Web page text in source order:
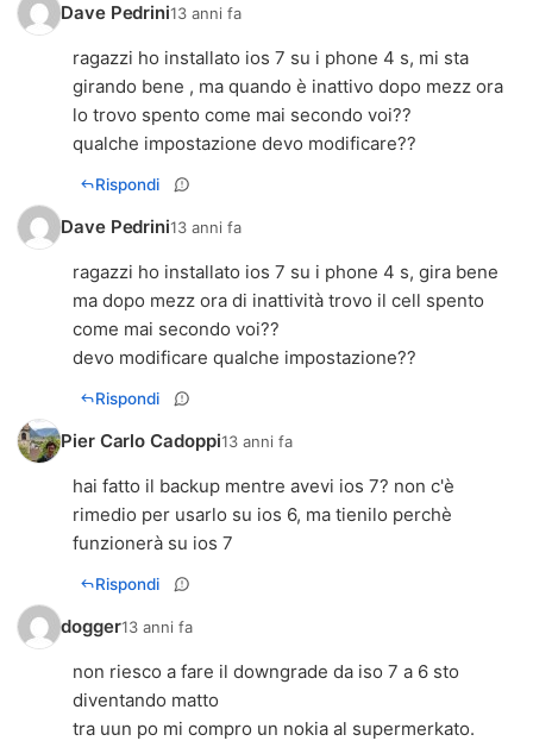
Dave Pedrini13 anni fa
ragazzi ho installato ios 7 su i phone 4 s, mi sta
girando bene , ma quando è inattivo dopo mezz ora
lo trovo spento come mai secondo voi??
qualche impostazione devo modificare??
Rispondi
Dave Pedrini13 anni fa
ragazzi ho installato ios 7 su i phone 4 s, gira bene
ma dopo mezz ora di inattività trovo il cell spento
come mai secondo voi??
devo modificare qualche impostazione??
Rispondi
Pier Carlo Cadoppi13 anni fa
hai fatto il backup mentre avevi ios 7? non c'è
rimedio per usarlo su ios 6, ma tienilo perchè
funzionerà su ios 7
Rispondi
dogger13 anni fa
non riesco a fare il downgrade da iso 7 a 6 sto
diventando matto
tra uun po mi compro un nokia al supermerkato.